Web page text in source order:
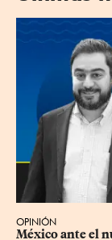
OPINIÓN
México ante el